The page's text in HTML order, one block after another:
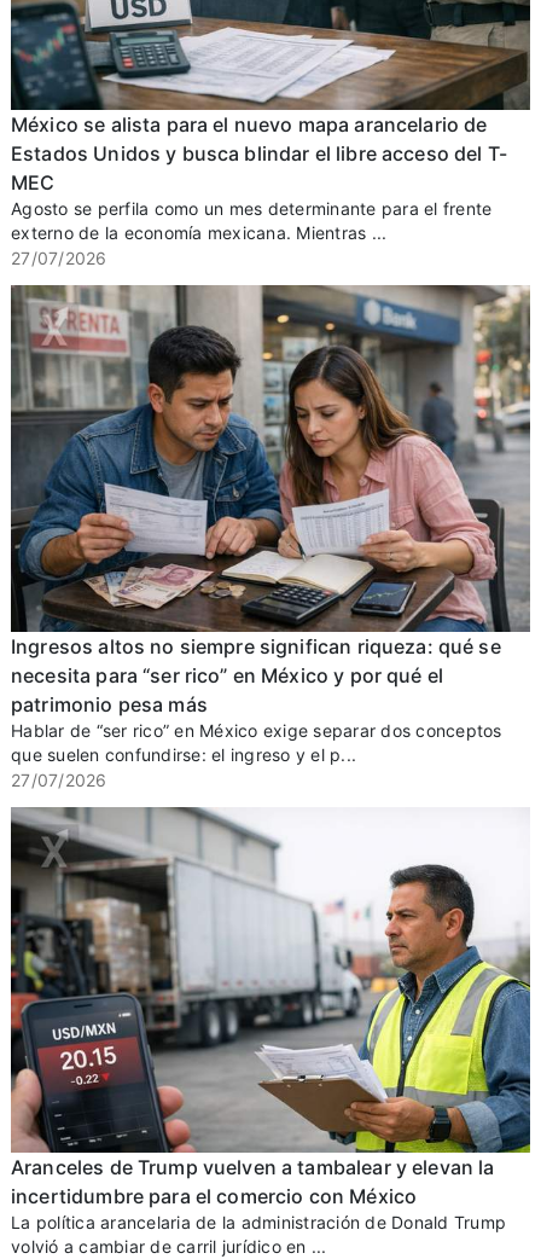
México se alista para el nuevo mapa arancelario de
Estados Unidos y busca blindar el libre acceso del T-
MEC
Agosto se perfila como un mes determinante para el frente
externo de la economía mexicana. Mientras ...
27/07/2026
Ingresos altos no siempre significan riqueza: qué se
necesita para “ser rico” en México y por qué el
patrimonio pesa más
Hablar de “ser rico” en México exige separar dos conceptos
que suelen confundirse: el ingreso y el p...
27/07/2026
Aranceles de Trump vuelven a tambalear y elevan la
incertidumbre para el comercio con México
La política arancelaria de la administración de Donald Trump
volvió a cambiar de carril jurídico en ...